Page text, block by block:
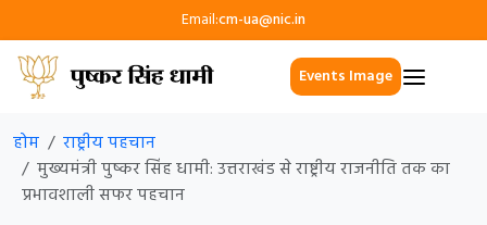
Email:cm-ua@nic.in
Events Image
होम
राष्ट्रीय पहचान
मुख्यमंत्री पुष्कर सिंह धामी: उत्तराखंड से राष्ट्रीय राजनीति तक का
प्रभावशाली सफर पहचान